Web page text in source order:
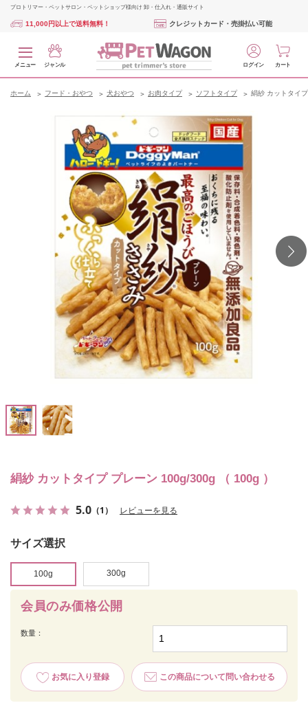
プロトリマー・ペットサロン・ペットショップ様向け 卸・仕入れ・通販サイト
11,000円以上で送料無料！ クレジットカード・売掛払い可能
メニュー ジャンル ログイン カート
ホーム フード・おやつ 犬おやつ お肉タイプ ソフトタイプ 絹紗 カットタイ
絹紗 カットタイプ プレーン 100g/300g （ 100g ）
5.0 （1） レビューを見る
会員のみ価格公開
数量：
お気に入り登録 この商品について問い合わせる
サイズ選択
100g 300g